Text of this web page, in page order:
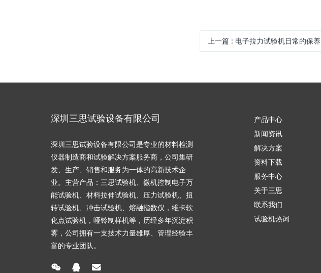
上一篇: 电子拉力试验机日常的保养
深圳三思试验设备有限公司
深圳三思试验设备有限公司是专业的材料检测
仪器制造商和试验解决方案服务商，公司集研
发、生产、销售和服务为一体的高新技术企
业。主营产品：三思试验机、微机控制电子万
能试验机、材料拉伸试验机、压力试验机、扭
转试验机、冲击试验机、熔融指数仪，维卡软
化点试验机，哑铃制样机等，历经多年沉淀积
雾，公司拥有一支技术力量雄厚、管理经验丰
富的专业团队。
产品中心
新闻资讯
解决方案
资料下载
服务中心
关于三思
联系我们
试验机热词